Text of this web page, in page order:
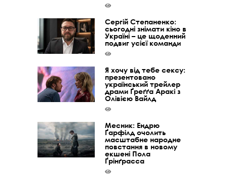
Сергій Степаненко:
сьогодні знімати кіно в
Україні – це щоденний
подвиг усієї команди
Я хочу від тебе сексу:
презентовано
український трейлер
драми Ґреґґа Аракі з
Олівією Вайлд
Месник: Ендрю
Ґарфілд очолить
масштабне народне
повстання в новому
екшені Пола
Ґрінґрасса